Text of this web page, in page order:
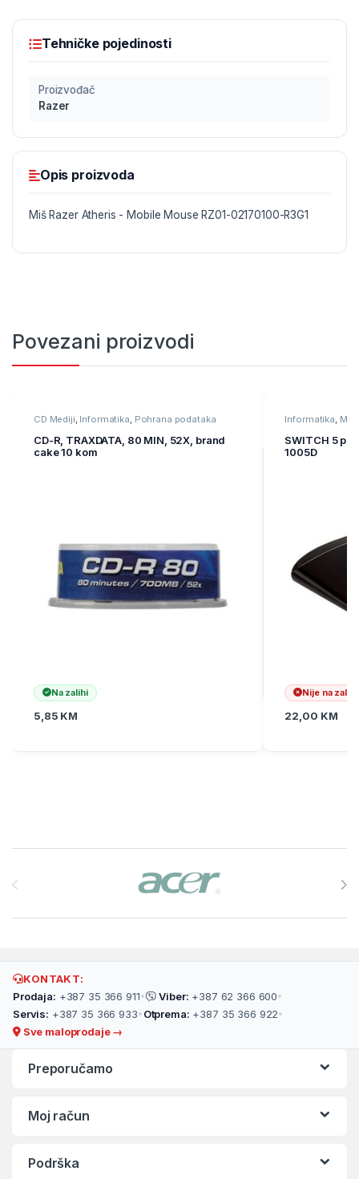
Tehničke pojedinosti
Proizvođač
Razer
Opis proizvoda
Miš Razer Atheris - Mobile Mouse RZ01-02170100-R3G1
Povezani proizvodi
CD Mediji, Informatika, Pohrana podataka
CD-R, TRAXDATA, 80 MIN, 52X, brand
cake 10 kom
Na zalihi
5,85 KM
Informatika,
SWITCH 5
1005D
Nije na zalihi
22,00 KM
KONTAKT:
Prodaja: +387 35 366 911• Viber: +387 62 366 600•
Servis: +387 35 366 933• Otprema: +387 35 366 922•
Sve maloprodaje →
Preporučamo
Moj račun
Podrška